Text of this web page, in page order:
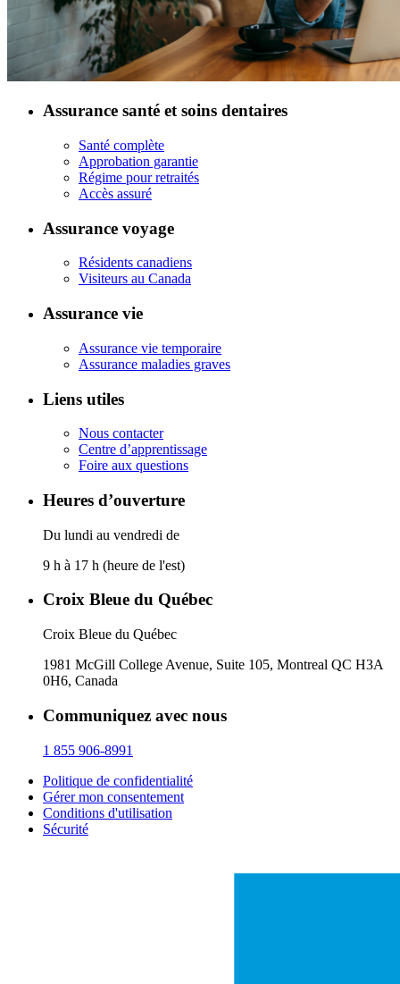
Assurance santé et soins dentaires
Santé complète
Approbation garantie
Régime pour retraités
Accès assuré
Assurance voyage
Résidents canadiens
Visiteurs au Canada
Assurance vie
Assurance vie temporaire
Assurance maladies graves
Liens utiles
Nous contacter
Centre d’apprentissage
Foire aux questions
Heures d’ouverture
Du lundi au vendredi de
9 h à 17 h (heure de l'est)
Croix Bleue du Québec
Croix Bleue du Québec
1981 McGill College Avenue, Suite 105, Montreal QC H3A
0H6, Canada
Communiquez avec nous
1 855 906-8991
Politique de confidentialité
Gérer mon consentement
Conditions d'utilisation
Sécurité